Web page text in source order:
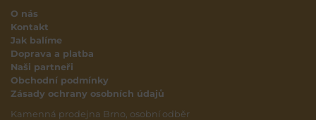
O nás
Kontakt
Jak balíme
Doprava a platba
Naši partneři
Obchodní podmínky
Zásady ochrany osobních údajů
Kamenná prodejna Brno, osobní odběr